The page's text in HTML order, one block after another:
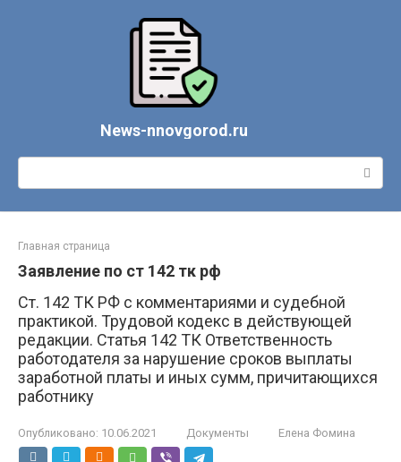
News-nnovgorod.ru
Поиск:
Главная страница
Заявление по ст 142 тк рф
Ст. 142 ТК РФ с комментариями и судебной
практикой. Трудовой кодекс в действующей
редакции. Статья 142 ТК Ответственность
работодателя за нарушение сроков выплаты
заработной платы и иных сумм, причитающихся
работнику
Опубликовано: 10.06.2021 Документы Елена Фомина